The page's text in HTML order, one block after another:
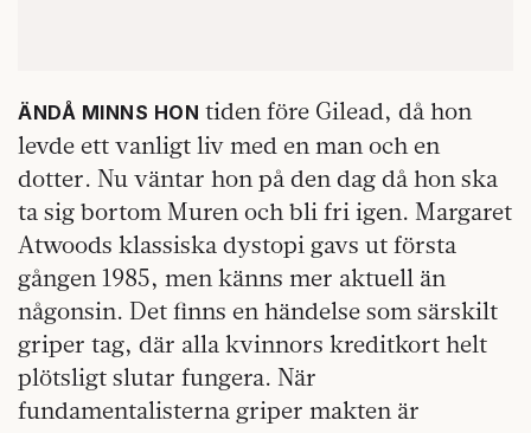
ÄNDÅ MINNS HON tiden före Gilead, då hon
levde ett vanligt liv med en man och en
dotter. Nu väntar hon på den dag då hon ska
ta sig bortom Muren och bli fri igen. Margaret
Atwoods klassiska dystopi gavs ut första
gången 1985, men känns mer aktuell än
någonsin. Det finns en händelse som särskilt
griper tag, där alla kvinnors kreditkort helt
plötsligt slutar fungera. När
fundamentalisterna griper makten är